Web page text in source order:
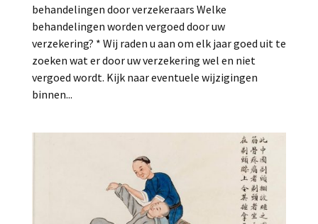
behandelingen door verzekeraars Welke
behandelingen worden vergoed door uw
verzekering? * Wij raden u aan om elk jaar goed uit te
zoeken wat er door uw verzekering wel en niet
vergoed wordt. Kijk naar eventuele wijzigingen
binnen...